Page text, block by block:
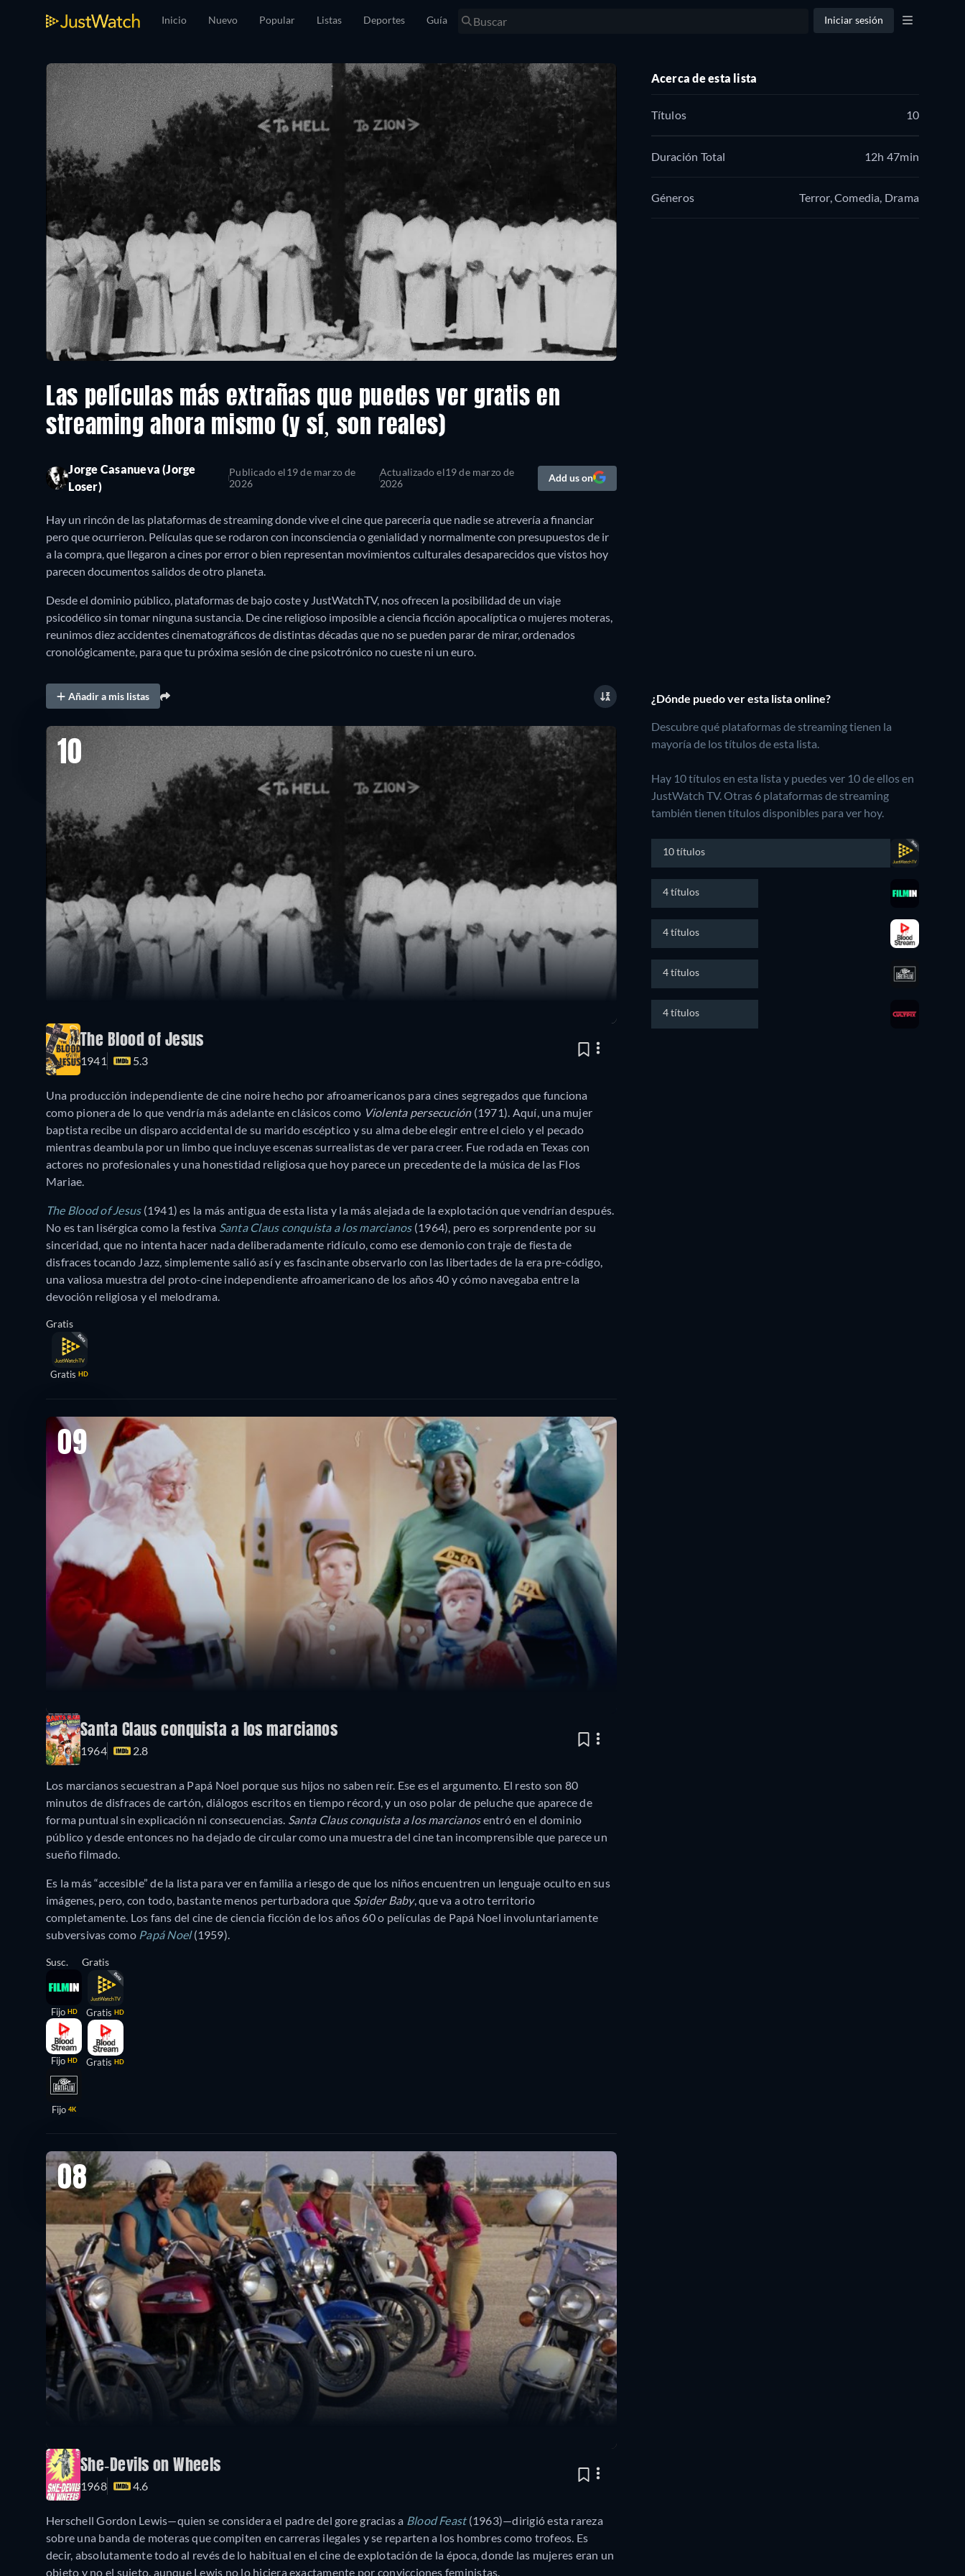
Inicio Nuevo Popular Listas Deportes Guía Iniciar sesión
Las películas más extrañas que puedes ver gratis en
streaming ahora mismo (y sí, son reales)
Jorge Casanueva (Jorge
Loser)
Publicado el19 de marzo de
2026
Actualizado el19 de marzo de
2026
Add us on
Hay un rincón de las plataformas de streaming donde vive el cine que parecería que nadie se atrevería a financiar
pero que ocurrieron. Películas que se rodaron con inconsciencia o genialidad y normalmente con presupuestos de ir
a la compra, que llegaron a cines por error o bien representan movimientos culturales desaparecidos que vistos hoy
parecen documentos salidos de otro planeta.
Desde el dominio público, plataformas de bajo coste y JustWatchTV, nos ofrecen la posibilidad de un viaje
psicodélico sin tomar ninguna sustancia. De cine religioso imposible a ciencia ficción apocalíptica o mujeres moteras,
reunimos diez accidentes cinematográficos de distintas décadas que no se pueden parar de mirar, ordenados
cronológicamente, para que tu próxima sesión de cine psicotrónico no cueste ni un euro.
Añadir a mis listas
10
The Blood of Jesus
1941 5.3
Una producción independiente de cine noire hecho por afroamericanos para cines segregados que funciona
como pionera de lo que vendría más adelante en clásicos como Violenta persecución(1971). Aquí, una mujer
baptista recibe un disparo accidental de su marido escéptico y su alma debe elegir entre el cielo y el pecado
mientras deambula por un limbo que incluye escenas surrealistas de ver para creer. Fue rodada en Texas con
actores no profesionales y una honestidad religiosa que hoy parece un precedente de la música de las Flos
Mariae.
The Blood of Jesus(1941) es la más antigua de esta lista y la más alejada de la explotación que vendrían después.
No es tan lisérgica como la festiva Santa Claus conquista a los marcianos(1964), pero es sorprendente por su
sinceridad, que no intenta hacer nada deliberadamente ridículo, como ese demonio con traje de fiesta de
disfraces tocando Jazz, simplemente salió así y es fascinante observarlo con las libertades de la era pre-código,
una valiosa muestra del proto-cine independiente afroamericano de los años 40 y cómo navegaba entre la
devoción religiosa y el melodrama.
Gratis
Gratis HD
09
Santa Claus conquista a los marcianos
1964 2.8
Los marcianos secuestran a Papá Noel porque sus hijos no saben reír. Ese es el argumento. El resto son 80
minutos de disfraces de cartón, diálogos escritos en tiempo récord, y un oso polar de peluche que aparece de
forma puntual sin explicación ni consecuencias. Santa Claus conquista a los marcianosentró en el dominio
público y desde entonces no ha dejado de circular como una muestra del cine tan incomprensible que parece un
sueño filmado.
Es la más “accesible” de la lista para ver en familia a riesgo de que los niños encuentren un lenguaje oculto en sus
imágenes, pero, con todo, bastante menos perturbadora que Spider Baby, que va a otro territorio
completamente. Los fans del cine de ciencia ficción de los años 60 o películas de Papá Noel involuntariamente
subversivas como Papá Noel(1959).
Susc.
Fijo HD
Fijo HD
Fijo 4K
Gratis
Gratis HD
Gratis HD
08
She-Devils on Wheels
1968 4.6
Herschell Gordon Lewis—quien se considera el padre del gore gracias a Blood Feast(1963)—dirigió esta rareza
sobre una banda de moteras que compiten en carreras ilegales y se reparten a los hombres como trofeos. Es
decir, absolutamente todo al revés de lo habitual en el cine de explotación de la época, donde las mujeres eran un
objeto y no el sujeto, aunque Lewis no lo hiciera exactamente por convicciones feministas.
Acerca de esta lista
Títulos 10
Duración Total 12h 47min
Géneros Terror, Comedia, Drama
¿Dónde puedo ver esta lista online?
Descubre qué plataformas de streaming tienen la
mayoría de los títulos de esta lista.
Hay 10 títulos en esta lista y puedes ver 10 de ellos en
JustWatch TV.Otras 6 plataformas de streaming
también tienen títulos disponibles para ver hoy.
10 títulos
4 títulos
4 títulos
4 títulos
4 títulos